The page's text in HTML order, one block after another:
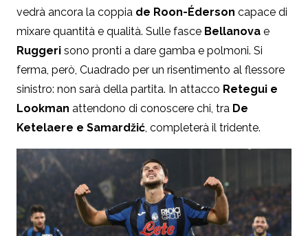
vedrà ancora la coppia de Roon-Éderson capace di
mixare quantità e qualità. Sulle fasce Bellanova e
Ruggeri sono pronti a dare gamba e polmoni. Si
ferma, però, Cuadrado per un risentimento al flessore
sinistro: non sarà della partita. In attacco Retegui e
Lookman attendono di conoscere chi, tra De
Ketelaere e Samardžić, completerà il tridente.